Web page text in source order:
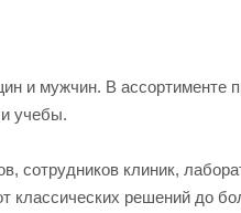
и мужчин. В
учебы.
клиник,
решений до